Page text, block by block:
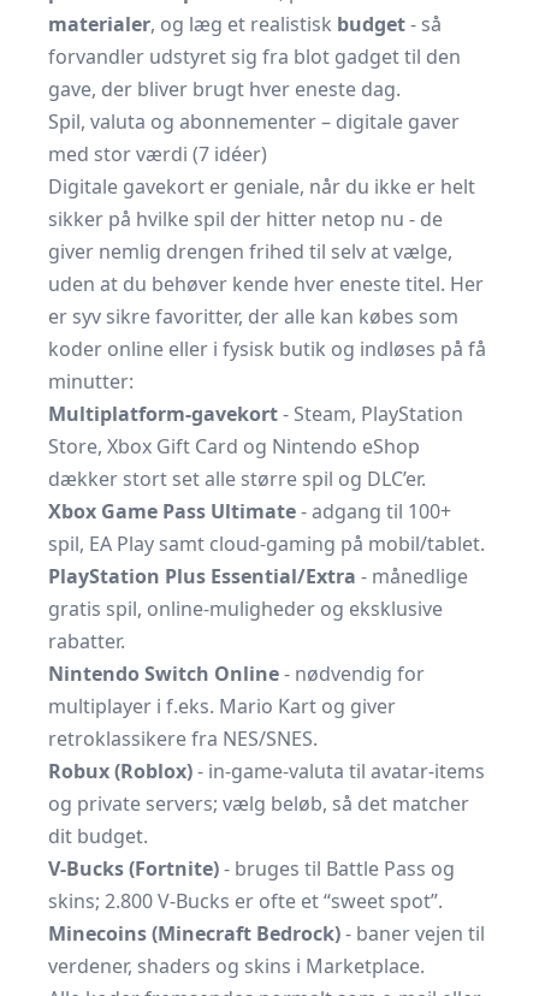
materialer, og læg et realistisk budget- så
forvandler udstyret sig fra blot gadget til den
gave, der bliver brugt hver eneste dag.
Spil, valuta og abonnementer – digitale gaver
med stor værdi (7 idéer)
Digitale gavekort er geniale, når du ikke er helt
sikker på hvilke spil der hitter netop nu - de
giver nemlig drengen frihed til selv at vælge,
uden at du behøver kende hver eneste titel. Her
er syv sikre favoritter, der alle kan købes som
koder online eller i fysisk butik og indløses på få
minutter:
Multiplatform-gavekort- Steam, PlayStation
Store, Xbox Gift Card og Nintendo eShop
dækker stort set alle større spil og DLC’er.
Xbox Game Pass Ultimate- adgang til 100+
spil, EA Play samt cloud-gaming på mobil/tablet.
PlayStation Plus Essential/Extra - månedlige
gratis spil, online-muligheder og eksklusive
rabatter.
Nintendo Switch Online- nødvendig for
multiplayer i f.eks. Mario Kart og giver
retroklassikere fra NES/SNES.
Robux (Roblox)- in-game-valuta til avatar-items
og private servers; vælg beløb, så det matcher
dit budget.
V-Bucks (Fortnite)- bruges til Battle Pass og
skins; 2.800 V-Bucks er ofte et “sweet spot”.
Minecoins (Minecraft Bedrock)- baner vejen til
verdener, shaders og skins i Marketplace.